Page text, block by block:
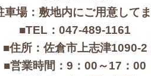
車場：敷地内にご用意して
■TEL：047-489-1161
■住所：佐倉市上志津1090-2
■営業時間：9：00～17：00